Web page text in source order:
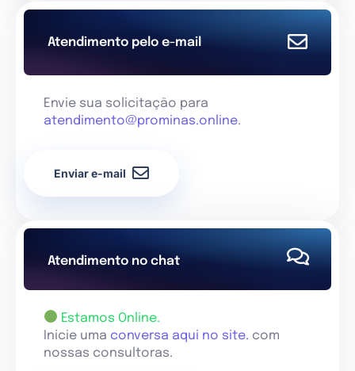
Atendimento pelo e-mail
Envie sua solicitação para
atendimento@prominas.online.
Enviar e-mail
Atendimento no chat
Estamos Online.
Inicie uma conversa aqui no site. com
nossas consultoras.